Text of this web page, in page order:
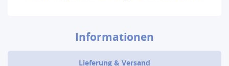
Informationen
Lieferung & Versand